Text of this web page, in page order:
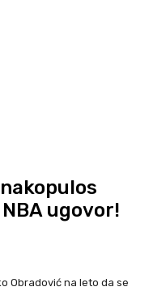
ugovor!
Obradović na leto da se